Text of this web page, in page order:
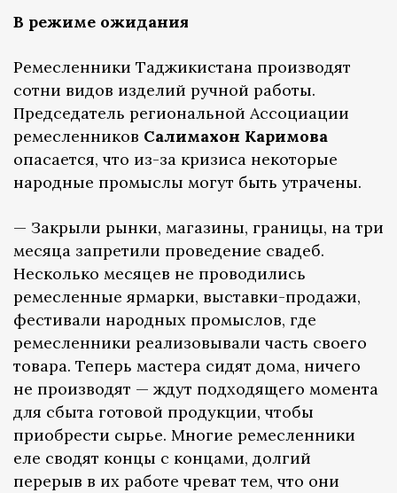
В режиме ожидания
Ремесленники Таджикистана производят
сотни видов изделий ручной работы.
Председатель региональной Ассоциации
ремесленников Салимахон Каримова
опасается, что из-за кризиса некоторые
народные промыслы могут быть утрачены.
— Закрыли рынки, магазины, границы, на три
месяца запретили проведение свадеб.
Несколько месяцев не проводились
ремесленные ярмарки, выставки-продажи,
фестивали народных промыслов, где
ремесленники реализовывали часть своего
товара. Теперь мастера сидят дома, ничего
не производят — ждут подходящего момента
для сбыта готовой продукции, чтобы
приобрести сырье. Многие ремесленники
еле сводят концы с концами, долгий
перерыв в их работе чреват тем, что они